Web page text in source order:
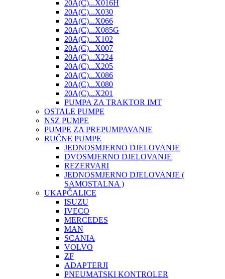
20A(C)...X016H
20A(C)...X030
20A(C)...X066
20A(C)...X085G
20A(C)...X102
20A(C)...X007
20A(C)...X224
20A(C)...X205
20A(C)...X086
20A(C)...X080
20A(C)...X201
PUMPA ZA TRAKTOR IMT
OSTALE PUMPE
NSZ PUMPE
PUMPE ZA PREPUMPAVANJE
RUČNE PUMPE
JEDNOSMJERNO DJELOVANJE
DVOSMJERNO DJELOVANJE
REZERVARI
JEDNOSMJERNO DJELOVANJE (
SAMOSTALNA )
UKAPČALICE
ISUZU
IVECO
MERCEDES
MAN
SCANIA
VOLVO
ZF
ADAPTERJI
PNEUMATSKI KONTROLER